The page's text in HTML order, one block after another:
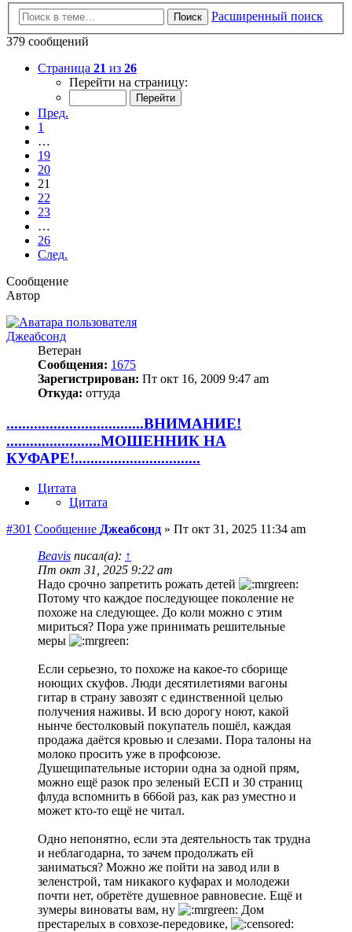
Поиск
Расширенный поиск
379 сообщений
Страница 21 из 26
Перейти на страницу:
Пред.
1
…
19
20
21
22
23
…
26
След.
Сообщение
Автор
Джеабсонд
Ветеран
Сообщения: 1675
Зарегистрирован: Пт окт 16, 2009 9:47 am
Откуда: оттуда
...................................ВНИМАНИЕ!
........................МОШЕННИК НА
КУФАРЕ!................................
Цитата
Цитата
#301 Сообщение Джеабсонд » Пт окт 31, 2025 11:34 am
Beavis писал(а): ↑
Пт окт 31, 2025 9:22 am
Надо срочно запретить рожать детей
Потому что каждое последующее поколение не
похоже на следующее. До коли можно с этим
мириться? Пора уже принимать решительные
меры
Если серьезно, то похоже на какое-то сборище
ноющих скуфов. Люди десятилетиями вагоны
гитар в страну завозят с единственной целью
получения наживы. И всю дорогу ноют, какой
нынче бестолковый покупатель пошёл, каждая
продажа даётся кровью и слезами. Пора талоны на
молоко просить уже в профсоюзе.
Душещипательные истории одна за одной прям,
можно ещё разок про зеленый ЕСП и 30 страниц
флуда вспомнить в 666ой раз, как раз уместно и
может кто-то ещё не читал.
Одно непонятно, если эта деятельность так трудна
и неблагодарна, то зачем продолжать ей
заниматься? Можно же пойти на завод или в
зеленстрой, там никакого куфарах и молодежи
почти нет, обретёте душевное равновесие. Ещё и
зумеры виноваты вам, ну
Дом
престарелых в совхозе-передовике,